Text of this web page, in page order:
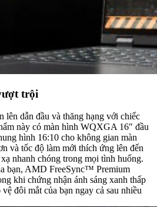
trội
lên dẫn đầu và thăng hạng với chiếc
này có màn hình WQXGA 16″ đầu
hình 16:10 cho không gian màn
và tốc độ làm mới thích ứng lên đến
nhanh chóng trong mọi tình huống.
bạn, AMD FreeSync™ Premium
khi chứng nhận ánh sáng xanh thấp
đôi mắt của bạn ngay cả sau nhiều